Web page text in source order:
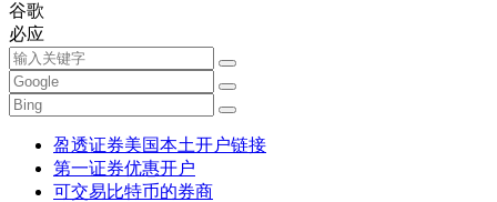
谷歌
必应
盈透证券美国本土开户链接
第一证券优惠开户
可交易比特币的券商